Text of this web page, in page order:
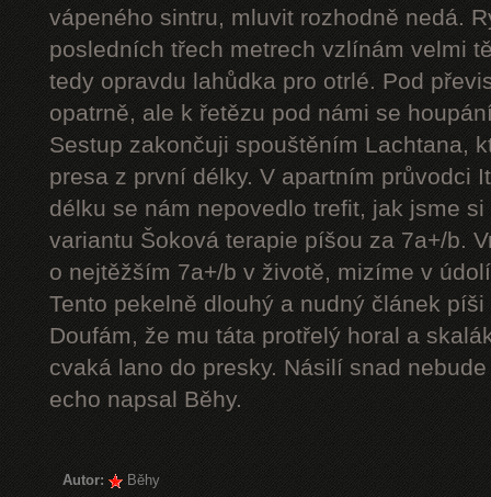
vápeného sintru, mluvit rozhodně nedá.
posledních třech metrech vzlínám velmi
tedy opravdu lahůdka pro otrlé. Pod
opatrně, ale k řetězu pod námi se
Sestup zakončuji spouštěním Lachtana,
presa z první délky. V apartním průvodci
délku se nám nepovedlo trefit, jak jsme
variantu Šoková terapie píšou za 7a+/b.
o nejtěžším 7a+/b v životě, mizíme v
Tento pekelně dlouhý a nudný článek
Doufám, že mu táta protřelý horal a
cvaká lano do presky. Násilí snad
echo napsal Běhy.
Autor:
Běhy